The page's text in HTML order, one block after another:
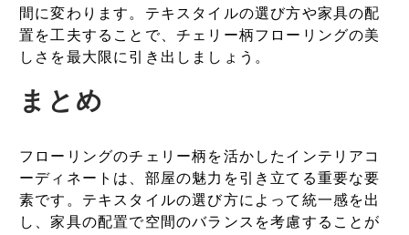
間に変わります。テキスタイルの選び方や家具の配
置を工夫することで、チェリー柄フローリングの美
しさを最大限に引き出しましょう。
まとめ
フローリングのチェリー柄を活かしたインテリアコ
ーディネートは、部屋の魅力を引き立てる重要な要
素です。テキスタイルの選び方によって統一感を出
し、家具の配置で空間のバランスを考慮することが